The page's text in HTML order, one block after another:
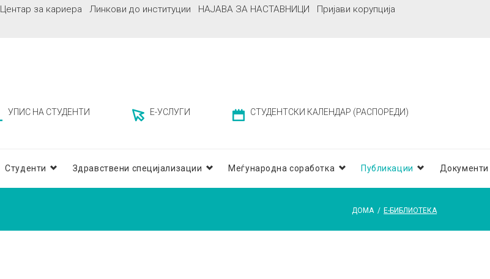
Центар за кариера Линкови до институции НАЈАВА ЗА НАСТАВНИЦИ Пријави корупција
УПИС НА СТУДЕНТИ Е-УСЛУГИ СТУДЕНТСКИ КАЛЕНДАР (РАСПОРЕДИ)
Студенти Здравствени специјализации Меѓународна соработка Публикации Документи
ДОМА / Е-БИБЛИОТЕКА